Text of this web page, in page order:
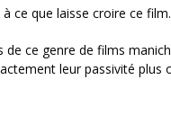
ce que laisse croire ce film.
ce genre de films
leur passivité plus